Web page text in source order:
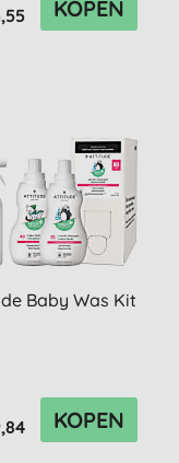
KOPEN
Baby Was Kit
KOPEN